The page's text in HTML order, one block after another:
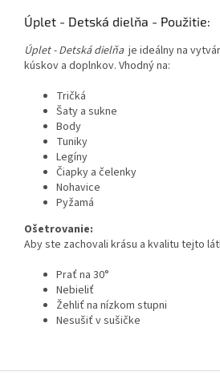
Úplet - Detská dielňa - Použitie:
Úplet - Detská dielňa je ideálny na
kúskov a doplnkov. Vhodný na:
Tričká
Šaty a sukne
Body
Tuniky
Legíny
Čiapky a čelenky
Nohavice
Pyžamá
Ošetrovanie:
Aby ste zachovali krásu a kvalitu tejto
Prať na 30°
Nebieliť
Žehliť na nízkom stupni
Nesušiť v sušičke